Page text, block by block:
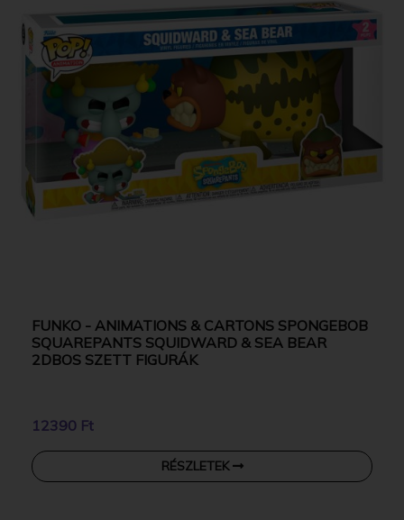
FUNKO - ANIMATIONS & CARTONS SPONGEBOB
SQUAREPANTS SQUIDWARD & SEA BEAR
2DBOS SZETT FIGURÁK
12390 Ft
RÉSZLETEK